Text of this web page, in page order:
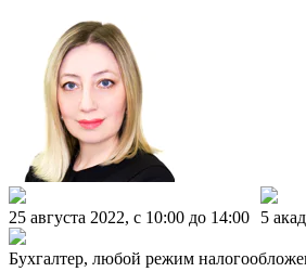
25 августа 2022, c 10:00 до 14:00 5
Бухгалтер, любой режим